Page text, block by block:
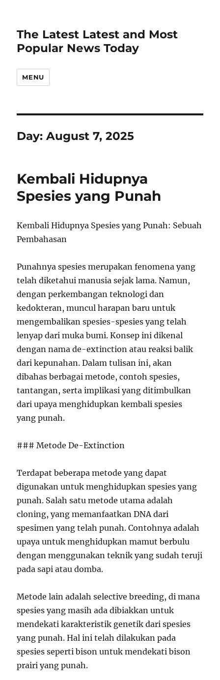
The Latest Latest and Most
Popular News Today
MENU
Day:August 7, 2025
Kembali Hidupnya
Spesies yang Punah
Kembali Hidupnya Spesies yang Punah: Sebuah
Pembahasan
Punahnya spesies merupakan fenomena yang
telah diketahui manusia sejak lama. Namun,
dengan perkembangan teknologi dan
kedokteran, muncul harapan baru untuk
mengembalikan spesies-spesies yang telah
lenyap dari muka bumi. Konsep ini dikenal
dengan nama de-extinction atau reaksi balik
dari kepunahan. Dalam tulisan ini, akan
dibahas berbagai metode, contoh spesies,
tantangan, serta implikasi yang ditimbulkan
dari upaya menghidupkan kembali spesies
yang punah.
### Metode De-Extinction
Terdapat beberapa metode yang dapat
digunakan untuk menghidupkan spesies yang
punah. Salah satu metode utama adalah
cloning, yang memanfaatkan DNA dari
spesimen yang telah punah. Contohnya adalah
upaya untuk menghidupkan mamut berbulu
dengan menggunakan teknik yang sudah teruji
pada sapi atau domba.
Metode lain adalah selective breeding, di mana
spesies yang masih ada dibiakkan untuk
mendekati karakteristik genetik dari spesies
yang punah. Hal ini telah dilakukan pada
spesies seperti bison untuk mendekati bison
prairi yang punah.